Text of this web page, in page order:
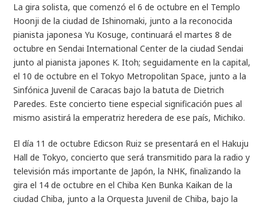
La gira solista, que comenzó el 6 de octubre en el Templo
Hoonji de la ciudad de Ishinomaki, junto a la reconocida
pianista japonesa Yu Kosuge, continuará el martes 8 de
octubre en Sendai International Center de la ciudad Sendai
junto al pianista japones K. Itoh; seguidamente en la capital,
el 10 de octubre en el Tokyo Metropolitan Space, junto a la
Sinfónica Juvenil de Caracas bajo la batuta de Dietrich
Paredes. Este concierto tiene especial significación pues al
mismo asistirá la emperatriz heredera de ese país, Michiko.
El día 11 de octubre Edicson Ruiz se presentará en el Hakuju
Hall de Tokyo, concierto que será transmitido para la radio y
televisión más importante de Japón, la NHK, finalizando la
gira el 14 de octubre en el Chiba Ken Bunka Kaikan de la
ciudad Chiba, junto a la Orquesta Juvenil de Chiba, bajo la